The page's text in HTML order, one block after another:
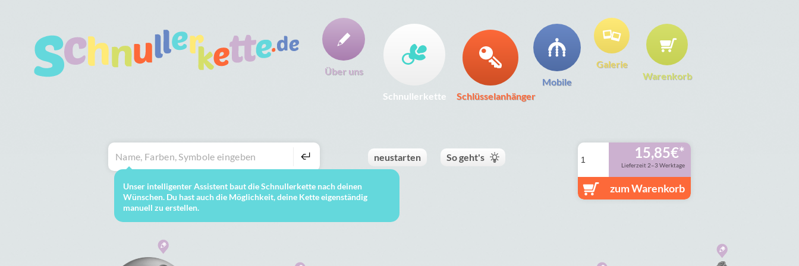
Über uns
Schnullerkette Schlüsselanhänger
Mobile
Galerie
Warenkorb
Unser intelligenter Assistent baut die Schnullerkette nach deinen
Wünschen. Du hast auch die Möglichkeit, deine Kette eigenständig
manuell zu erstellen.
neustarten So geht's 15,85€
Lieferzeit 2–3 Werktage
zum Warenkorb